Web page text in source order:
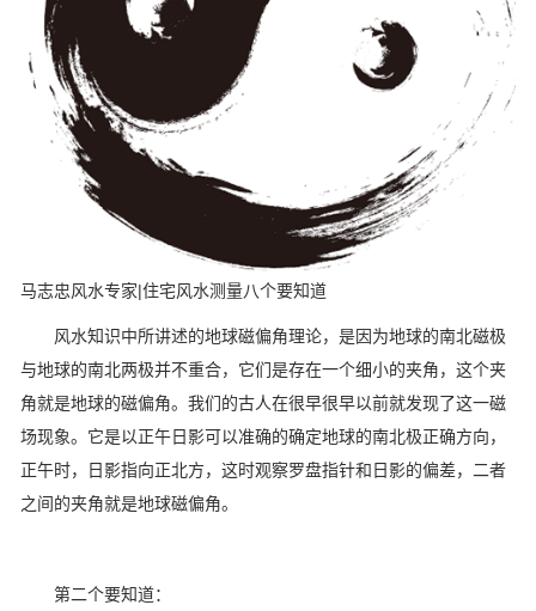
马志忠风水专家|住宅风水测量八个要知道
风水知识中所讲述的地球磁偏角理论，是因为地球的南北磁极
与地球的南北两极并不重合，它们是存在一个细小的夹角，这个夹
角就是地球的磁偏角。我们的古人在很早很早以前就发现了这一磁
场现象。它是以正午日影可以准确的确定地球的南北极正确方向，
正午时，日影指向正北方，这时观察罗盘指针和日影的偏差，二者
之间的夹角就是地球磁偏角。
第二个要知道：